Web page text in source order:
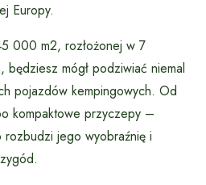
Europy.
000 m2, rozłożonej w 7
będziesz mógł podziwiać niemal
pojazdów kempingowych. Od
kompaktowe przyczepy –
jego wyobraźnię i